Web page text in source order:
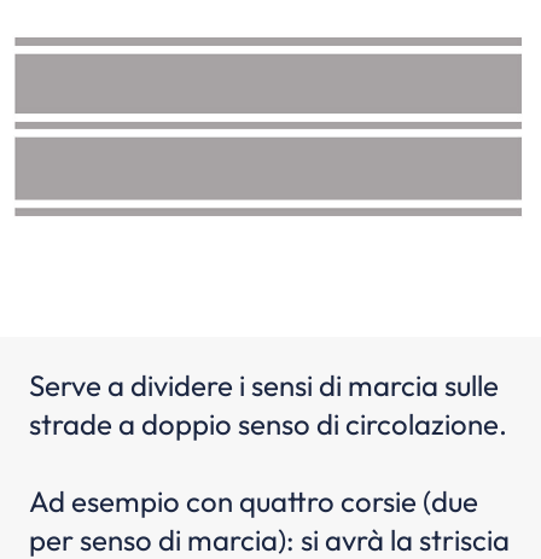
Serve a dividere i sensi di marcia sulle
strade a doppio senso di circolazione.
Ad esempio con quattro corsie (due
per senso di marcia): si avrà la striscia